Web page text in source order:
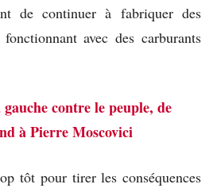
de continuer à fabriquer des
avec des carburants
contre le peuple, de
à Pierre Moscovici
tôt pour tirer les conséquences